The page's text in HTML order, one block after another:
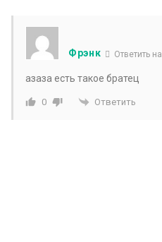
Фрэнк Ответить на
азаза есть такое братец
0 Ответить